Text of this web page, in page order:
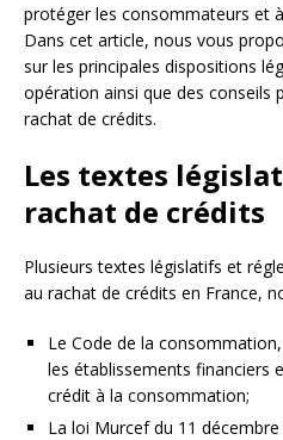
protéger les consommateurs et
Dans cet article, nous vous
sur les principales dispositions
opération ainsi que des conseils
rachat de crédits.
Les textes
rachat de crédits
Plusieurs textes législatifs et
au rachat de crédits en France,
Le Code de la
les établissements financiers
crédit à la consommation;
La loi Murcef du 11